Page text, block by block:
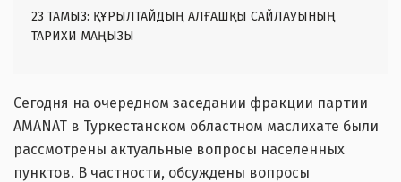
23 ТАМЫЗ: ҚҰРЫЛТАЙДЫҢ АЛҒАШҚЫ САЙЛАУЫНЫҢ
ТАРИХИ МАҢЫЗЫ
Сегодня на очередном заседании фракции партии
AMANAT в Туркестанском областном маслихате были
рассмотрены актуальные вопросы населенных
пунктов. В частности, обсуждены вопросы